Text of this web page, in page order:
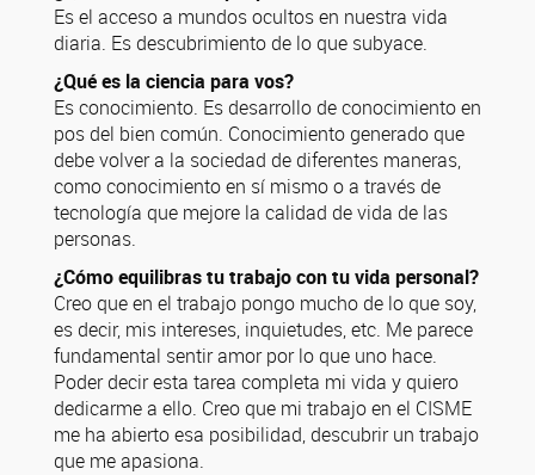
Es el acceso a mundos ocultos en nuestra vida
diaria. Es descubrimiento de lo que subyace.
¿Qué es la ciencia para vos?
Es conocimiento. Es desarrollo de conocimiento en
pos del bien común. Conocimiento generado que
debe volver a la sociedad de diferentes maneras,
como conocimiento en sí mismo o a través de
tecnología que mejore la calidad de vida de las
personas.
¿Cómo equilibras tu trabajo con tu vida personal?
Creo que en el trabajo pongo mucho de lo que soy,
es decir, mis intereses, inquietudes, etc. Me parece
fundamental sentir amor por lo que uno hace.
Poder decir esta tarea completa mi vida y quiero
dedicarme a ello. Creo que mi trabajo en el CISME
me ha abierto esa posibilidad, descubrir un trabajo
que me apasiona.